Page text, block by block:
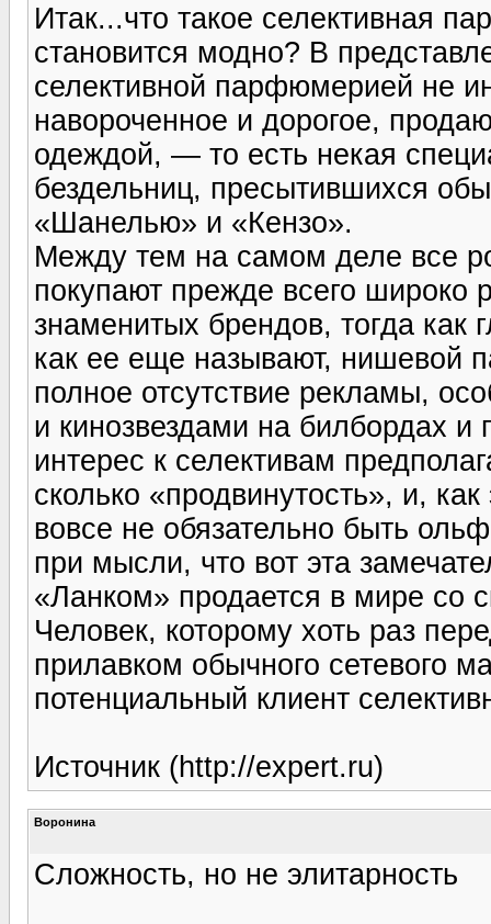
Итак...что такое селективная
становится модно? В
селективной паpфюмеpией не
навороченное и дорогое,
одеждой, — то есть некая
бездельниц, пресытившихся
«Шанелью» и «Кензо».
Между тем на самом деле все
покупают прежде всего широко
знаменитых брендов, тогда как
как ее еще называют, нишевой
полное отсутствие рекламы,
и кинозвездами на билбордах и
интерес к селективам
сколько «продвинутость», и,
вовсе не обязательно быть
при мысли, что вот эта
«Ланком» продается в мире со
Человек, которому хоть раз
прилавком обычного сетевого
потенциальный клиент
Источник (http://expert.ru)
Воронина
Сложность, но не элитарность